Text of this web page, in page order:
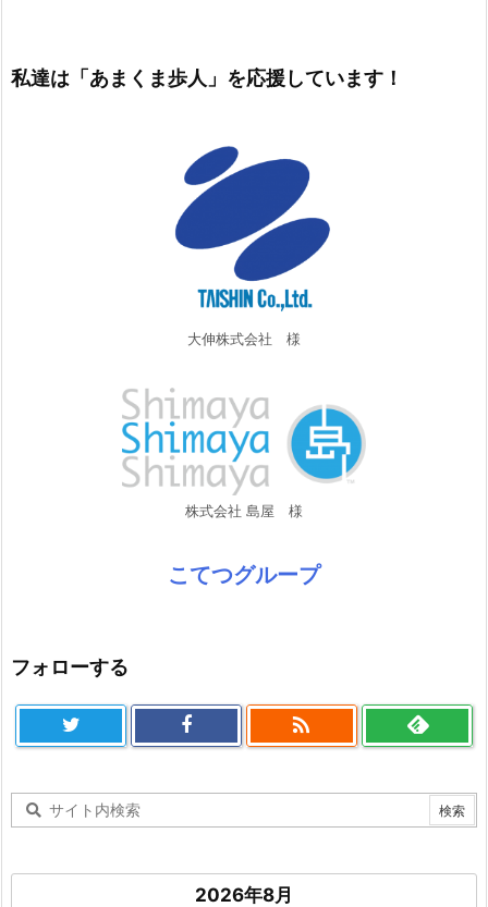
私達は「あまくま歩人」を応援しています！
大伸株式会社 様
株式会社 島屋 様
こてつグループ
フォローする

2026年8月